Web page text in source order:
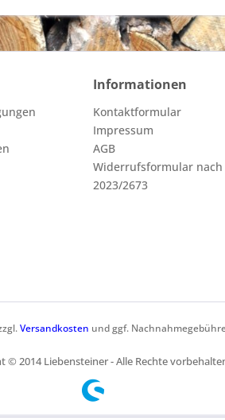
Informationen
Kontaktformular
Impressum
AGB
Widerrufsformular nach
2023/2673
Versandkosten und ggf.
© 2014 Liebensteiner - Alle Rechte